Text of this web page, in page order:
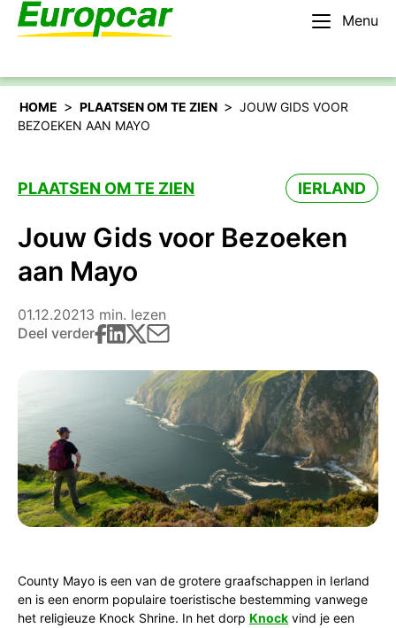
Menu
Nederlands – BE
HOME > PLAATSEN OM TE ZIEN > JOUW GIDS VOOR
BEZOEKEN AAN MAYO
PLAATSEN OM TE ZIEN IERLAND
Jouw Gids voor Bezoeken
aan Mayo
01.12.20213 min. lezen
Deel verder
County Mayo is een van de grotere graafschappen in Ierland
en is een enorm populaire toeristische bestemming vanwege
het religieuze Knock Shrine. In het dorp Knock vind je een